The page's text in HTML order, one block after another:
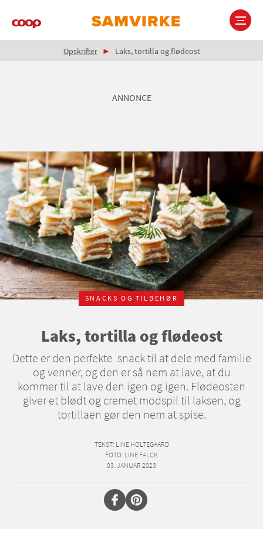
BrødkrummeOpskrifter Laks, tortilla og flødeost
ANNONCE
SNACKS OG TILBEHØR
Laks, tortilla og flødeost
Dette er den perfekte snack til at dele med familie
og venner, og den er så nem at lave, at du
kommer til at lave den igen og igen. Flødeosten
giver et blødt og cremet modspil til laksen, og
tortillaen gør den nem at spise.
TEKST: LINE HOLTEGAARD
FOTO: LINE FALCK
03. JANUAR 2023